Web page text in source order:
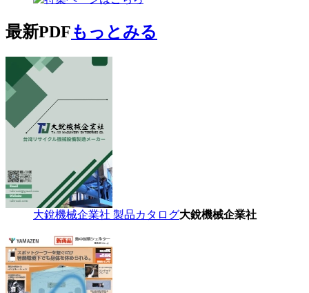
最新PDFもっとみる
大銳機械企業社 製品カタログ大銳機械企業社